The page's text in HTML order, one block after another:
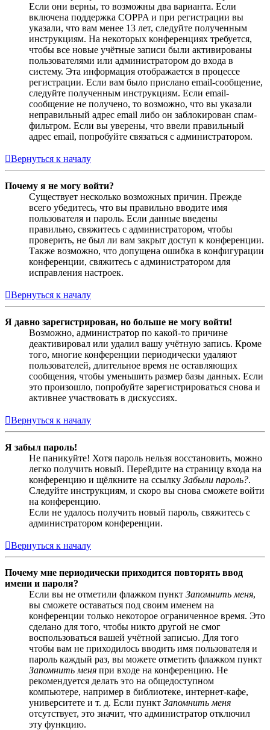
Если они верны, то возможны два варианта. Если
включена поддержка COPPA и при регистрации вы
указали, что вам менее 13 лет, следуйте полученным
инструкциям. На некоторых конференциях требуется,
чтобы все новые учётные записи были активированы
пользователями или администратором до входа в
систему. Эта информация отображается в процессе
регистрации. Если вам было прислано email-сообщение,
следуйте полученным инструкциям. Если email-
сообщение не получено, то возможно, что вы указали
неправильный адрес email либо он заблокирован спам-
фильтром. Если вы уверены, что ввели правильный
адрес email, попробуйте связаться с администратором.
Вернуться к началу
Почему я не могу войти?
Существует несколько возможных причин. Прежде
всего убедитесь, что вы правильно вводите имя
пользователя и пароль. Если данные введены
правильно, свяжитесь с администратором, чтобы
проверить, не был ли вам закрыт доступ к конференции.
Также возможно, что допущена ошибка в конфигурации
конференции, свяжитесь с администратором для
исправления настроек.
Вернуться к началу
Я давно зарегистрирован, но больше не могу войти!
Возможно, администратор по какой-то причине
деактивировал или удалил вашу учётную запись. Кроме
того, многие конференции периодически удаляют
пользователей, длительное время не оставляющих
сообщения, чтобы уменьшить размер базы данных. Если
это произошло, попробуйте зарегистрироваться снова и
активнее участвовать в дискуссиях.
Вернуться к началу
Я забыл пароль!
Не паникуйте! Хотя пароль нельзя восстановить, можно
легко получить новый. Перейдите на страницу входа на
конференцию и щёлкните на ссылку Забыли пароль?.
Следуйте инструкциям, и скоро вы снова сможете войти
на конференцию.
Если не удалось получить новый пароль, свяжитесь с
администратором конференции.
Вернуться к началу
Почему мне периодически приходится повторять ввод
имени и пароля?
Если вы не отметили флажком пункт Запомнить меня,
вы сможете оставаться под своим именем на
конференции только некоторое ограниченное время. Это
сделано для того, чтобы никто другой не смог
воспользоваться вашей учётной записью. Для того
чтобы вам не приходилось вводить имя пользователя и
пароль каждый раз, вы можете отметить флажком пункт
Запомнить меня при входе на конференцию. Не
рекомендуется делать это на общедоступном
компьютере, например в библиотеке, интернет-кафе,
университете и т. д. Если пункт Запомнить меня
отсутствует, это значит, что администратор отключил
эту функцию.